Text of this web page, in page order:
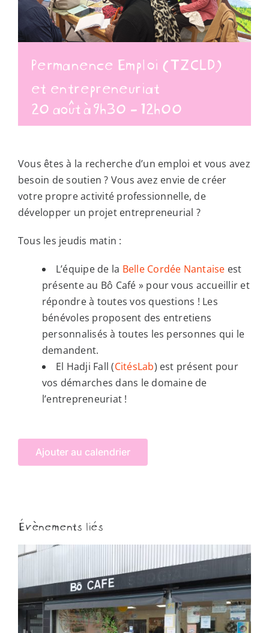
Permanence Emploi (TZCLD)
et entrepreneuriat
20 août à 9h30-12h00
Vous êtes à la recherche d’un emploi et vous avez
besoin de soutien ? Vous avez envie de créer
votre propre activité professionnelle, de
développer un projet entrepreneurial ?
Tous les jeudis matin :
L’équipe de la Belle Cordée Nantaise est
présente au Bô Café » pour vous accueillir et
répondre à toutes vos questions ! Les
bénévoles proposent des entretiens
personnalisés à toutes les personnes qui le
demandent.
El Hadji Fall (CitésLab) est présent pour
vos démarches dans le domaine de
l’entrepreneuriat !
Ajouter au calendrier
Évènements liés